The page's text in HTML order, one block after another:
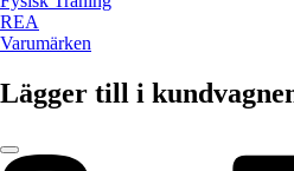
REA
Varumärken
Lägger till i